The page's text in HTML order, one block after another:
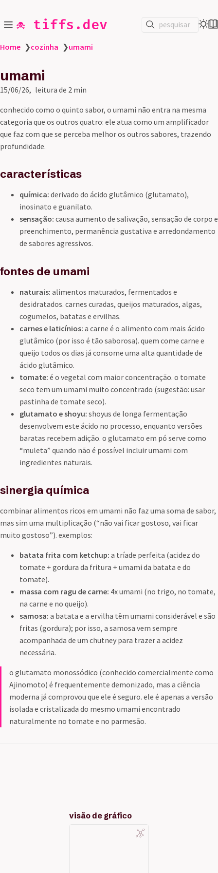
☠️ tiffs.dev pesquisar
Home ❯cozinha ❯umami
umami
15/06/26 leitura de 2 min
conhecido como o quinto sabor, o umami não entra na mesma
categoria que os outros quatro: ele atua como um amplificador
que faz com que se perceba melhor os outros sabores, trazendo
profundidade.
características
química: derivado do ácido glutâmico (glutamato),
inosinato e guanilato.
sensação: causa aumento de salivação, sensação de corpo e
preenchimento, permanência gustativa e arredondamento
de sabores agressivos.
fontes de umami
naturais: alimentos maturados, fermentados e
desidratados. carnes curadas, queijos maturados, algas,
cogumelos, batatas e ervilhas.
carnes e laticínios: a carne é o alimento com mais ácido
glutâmico (por isso é tão saborosa). quem come carne e
queijo todos os dias já consome uma alta quantidade de
ácido glutâmico.
tomate: é o vegetal com maior concentração. o tomate
seco tem um umami muito concentrado (sugestão: usar
pastinha de tomate seco).
glutamato e shoyu: shoyus de longa fermentação
desenvolvem este ácido no processo, enquanto versões
baratas recebem adição. o glutamato em pó serve como
“muleta” quando não é possível incluir umami com
ingredientes naturais.
sinergia química
combinar alimentos ricos em umami não faz uma soma de sabor,
mas sim uma multiplicação (“não vai ficar gostoso, vai ficar
muito gostoso”). exemplos:
batata frita com ketchup: a tríade perfeita (acidez do
tomate + gordura da fritura + umami da batata e do
tomate).
massa com ragu de carne: 4x umami (no trigo, no tomate,
na carne e no queijo).
samosa: a batata e a ervilha têm umami considerável e são
fritas (gordura); por isso, a samosa vem sempre
acompanhada de um chutney para trazer a acidez
necessária.
o glutamato monossódico (conhecido comercialmente como
Ajinomoto) é frequentemente demonizado, mas a ciência
moderna já comprovou que ele é seguro. ele é apenas a versão
isolada e cristalizada do mesmo umami encontrado
naturalmente no tomate e no parmesão.
visão de gráfico